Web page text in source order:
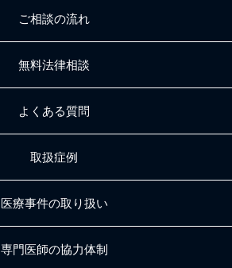
ご相談の流れ
無料法律相談
よくある質問
取扱症例
医療事件の取り扱い
専門医師の協力体制